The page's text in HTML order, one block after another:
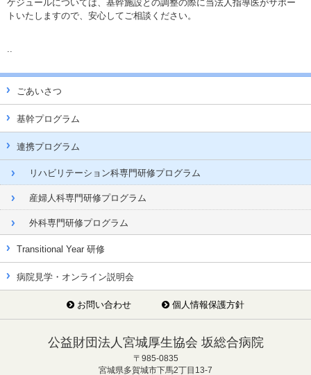
ケジュールについては、基幹施設との調整の際に当法人指導医がサポー
トいたしますので、安心してご相談ください。
..
ごあいさつ
基幹プログラム
連携プログラム
リハビリテーション科専門研修プログラム
産婦人科専門研修プログラム
外科専門研修プログラム
Transitional Year 研修
病院見学・オンライン説明会
お問い合わせ 個人情報保護方針
公益財団法人宮城厚生協会 坂総合病院
〒985-0835
宮城県多賀城市下馬2丁目13-7